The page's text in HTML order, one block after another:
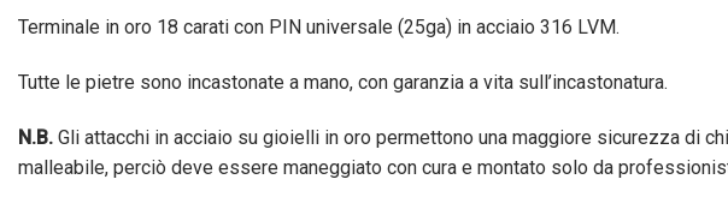
Terminale in oro 18 carati con PIN universale (25ga) in acciaio 316 LVM.
Tutte le pietre sono incastonate a mano, con garanzia a vita sull’incastonatura.
N.B. Gli attacchi in acciaio su gioielli in oro permettono una maggiore sicurezza di
malleabile, perciò deve essere maneggiato con cura e montato solo da